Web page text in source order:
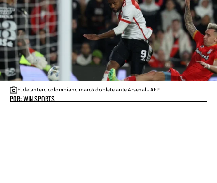
El delantero colombiano marcó doblete ante Arsenal - AFP
POR: WIN SPORTS